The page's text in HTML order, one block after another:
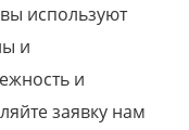
используют
и
и
заявку нам